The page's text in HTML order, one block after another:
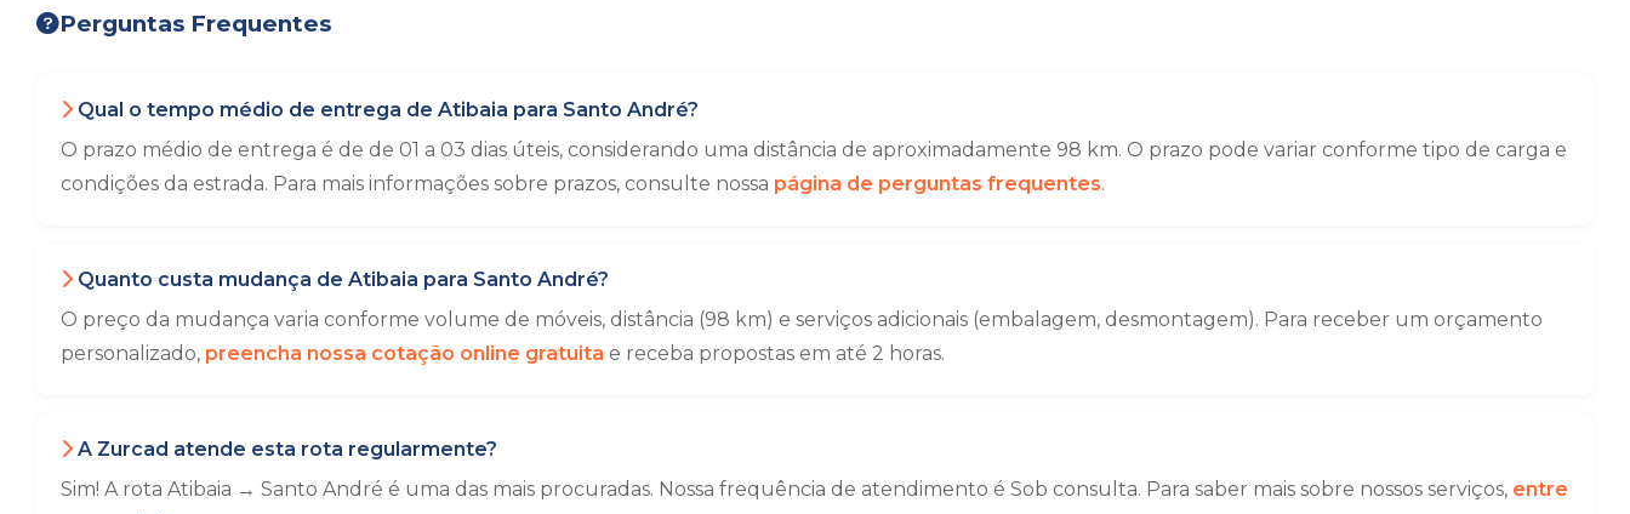
Perguntas Frequentes
Qual o tempo médio de entrega de Atibaia para Santo André?
O prazo médio de entrega é de de 01 a 03 dias úteis, considerando uma distância de aproximadamente 98 km. O prazo pode variar conforme tipo de carga e
condições da estrada. Para mais informações sobre prazos, consulte nossa página de perguntas frequentes.
Quanto custa mudança de Atibaia para Santo André?
O preço da mudança varia conforme volume de móveis, distância (98 km) e serviços adicionais (embalagem, desmontagem). Para receber um orçamento
personalizado, preencha nossa cotação online gratuita e receba propostas em até 2 horas.
A Zurcad atende esta rota regularmente?
Sim! A rota Atibaia → Santo André é uma das mais procuradas. Nossa frequência de atendimento é Sob consulta. Para saber mais sobre nossos serviços, entre